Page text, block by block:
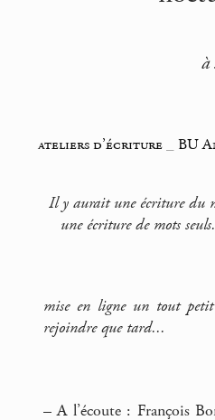
à
ateliers d’écriture_ BU
Il y aurait une écriture du
une écriture de mots
mise en ligne un tout
rejoindre que tard...
– A l’écoute : François